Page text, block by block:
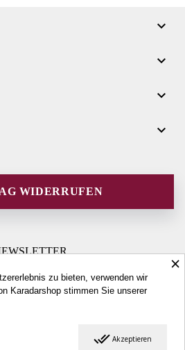




WIDERRUFEN
×
zu bieten, verwenden wir
Karadarshop stimmen Sie unserer
done_all Akzeptieren